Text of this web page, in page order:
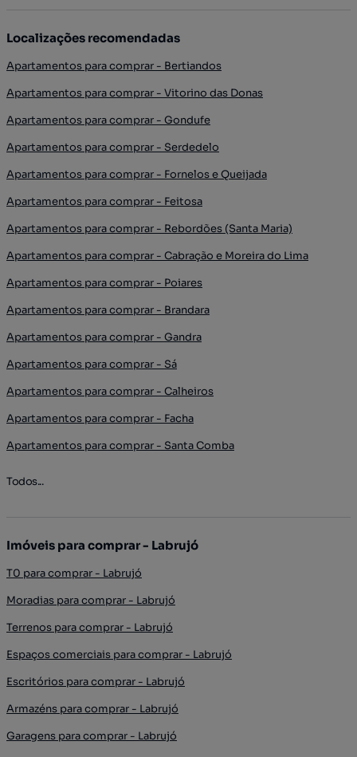
Localizações recomendadas
Apartamentos para comprar - Bertiandos
Apartamentos para comprar - Vitorino das Donas
Apartamentos para comprar - Gondufe
Apartamentos para comprar - Serdedelo
Apartamentos para comprar - Fornelos e Queijada
Apartamentos para comprar - Feitosa
Apartamentos para comprar - Rebordões (Santa Maria)
Apartamentos para comprar - Cabração e Moreira do Lima
Apartamentos para comprar - Poiares
Apartamentos para comprar - Brandara
Apartamentos para comprar - Gandra
Apartamentos para comprar - Sá
Apartamentos para comprar - Calheiros
Apartamentos para comprar - Facha
Apartamentos para comprar - Santa Comba
Todos...
Imóveis para comprar - Labrujó
T0 para comprar - Labrujó
Moradias para comprar - Labrujó
Terrenos para comprar - Labrujó
Espaços comerciais para comprar - Labrujó
Escritórios para comprar - Labrujó
Armazéns para comprar - Labrujó
Garagens para comprar - Labrujó